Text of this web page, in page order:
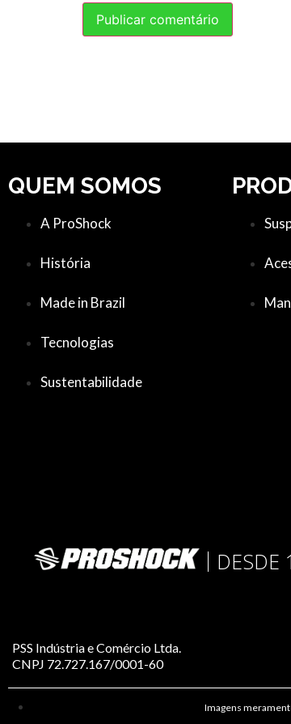
QUEM SOMOS
A ProShock
História
Made in Brazil
Tecnologias
Sustentabilidade
DESDE
PSS Indústria e Comércio Ltda.
CNPJ 72.727.167/0001-60
Imagens